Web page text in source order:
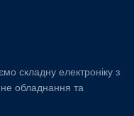
складну електроніку з
обладнання та